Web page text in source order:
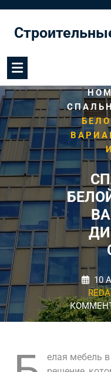
содержимому
10
елая мебель